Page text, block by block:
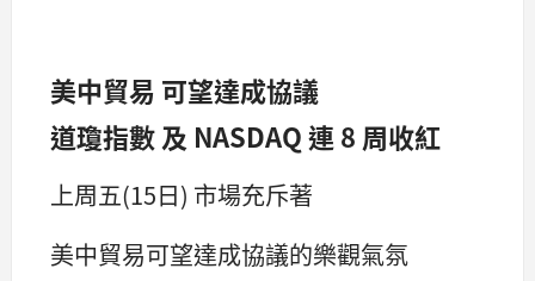
美中貿易 可望達成協議
道瓊指數 及 NASDAQ 連 8 周收紅
上周五(15日) 市場充斥著
美中貿易可望達成協議的樂觀氣氛